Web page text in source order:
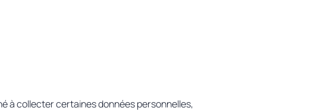
à collecter certaines données personnelles,